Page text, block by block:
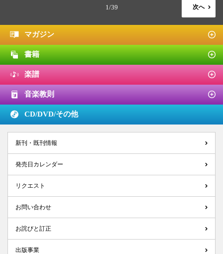
1/39 次へ
マガジン
書籍
楽譜
音楽教則
CD/DVD/その他
新刊・既刊情報
発売日カレンダー
リクエスト
お問い合わせ
お詫びと訂正
出版事業